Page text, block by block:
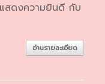
สดงความยินดี กับ
อ่านรายละเอียด